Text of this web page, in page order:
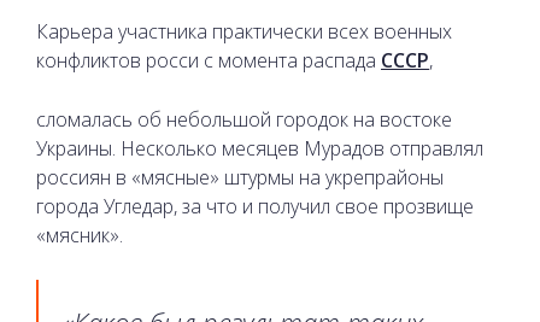
Карьера участника практически всех военных
конфликтов росси с момента распада СССР,
сломалась об небольшой городок на востоке
Украины. Несколько месяцев Мурадов отправлял
россиян в «мясные» штурмы на укрепрайоны
города Угледар, за что и получил свое прозвище
«мясник».